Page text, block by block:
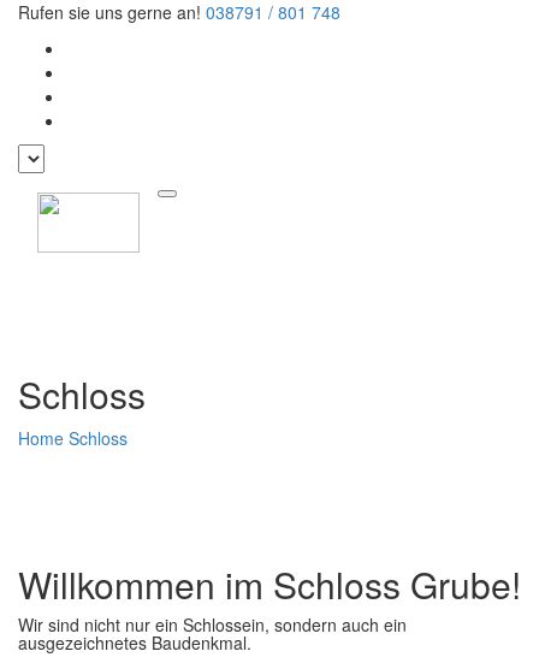
Rufen sie uns gerne an! 038791 / 801 748
Schloss
Home Schloss
Willkommen im Schloss Grube!
Wir sind nicht nur ein Schlossein, sondern auch ein
ausgezeichnetes Baudenkmal.